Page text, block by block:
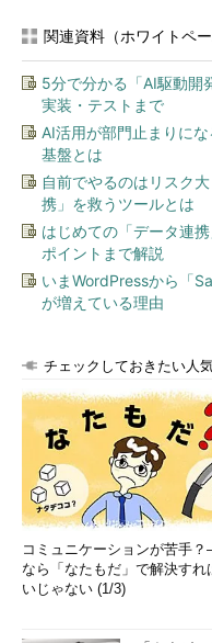
ればOracle系が欲しい企業
テム導入の業務をやって
る。
「最近は会計系ファーム
ていますが、エンジニア
いいので、導入経験がない
年程度あれば大丈夫です
入経験があったりすると、
ともあります。年齢的に
実は、こうしたコンサル
「コンサルタントには業
ドの両方が不可欠です。コ
須なので、次第に経営的な
から29歳までエンジニア
から今度はSAPのコンサ
る。そこに語学力がプラ
ころには、非常に競争力の
す」
若手エンジニアに人気の
しもコンサルタントにな
関連資料（ホワイトペー
5分で分かる「AI駆動開
実装・テストまで
AI活用が部門止まりに
基盤とは
自前でやるのはリスク
携」を救うツールとは
はじめての「データ連
ポイントまで解説
いまWordPressから「
が増えている理由
チェックしておきたい人
コミュニケーションが苦手
なら「なたもだ」で解決すれ
いじゃない (1/3)